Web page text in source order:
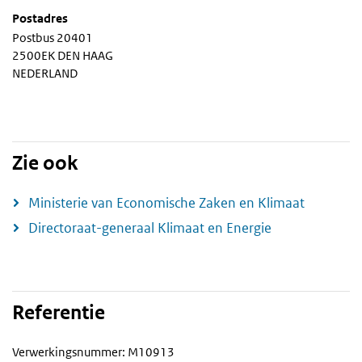
Postadres
Postbus 20401
2500EK DEN HAAG
NEDERLAND
Zie ook
Ministerie van Economische Zaken en Klimaat
Directoraat-generaal Klimaat en Energie
Referentie
Verwerkingsnummer: M10913